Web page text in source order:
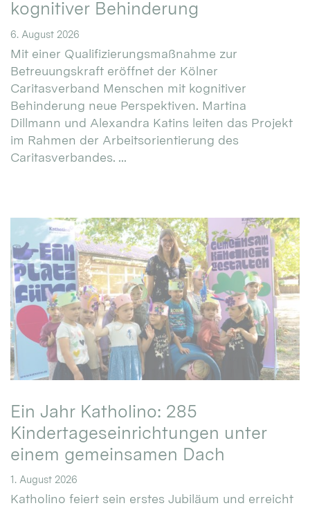
kognitiver Behinderung
6. August 2026
Mit einer Qualifizierungsmaßnahme zur
Betreuungskraft eröffnet der Kölner
Caritasverband Menschen mit kognitiver
Behinderung neue Perspektiven. Martina
Dillmann und Alexandra Katins leiten das Projekt
im Rahmen der Arbeitsorientierung des
Caritasverbandes. ...
Ein Jahr Katholino: 285
Kindertageseinrichtungen unter
einem gemeinsamen Dach
1. August 2026
Katholino feiert sein erstes Jubiläum und erreicht